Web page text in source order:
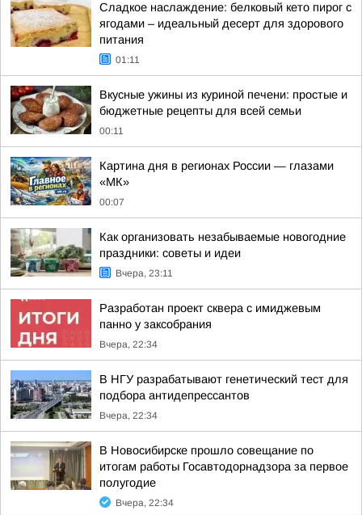
Сладкое наслаждение: белковый кето пирог с
ягодами – идеальный десерт для здорового
питания
01:11
Вкусные ужины из куриной печени: простые и
бюджетные рецепты для всей семьи
00:11
Картина дня в регионах России — глазами
«МК»
00:07
Как организовать незабываемые новогодние
праздники: советы и идеи
Вчера, 23:11
Разработан проект сквера с имиджевым
панно у заксобрания
Вчера, 22:34
В НГУ разрабатывают генетический тест для
подбора антидепрессантов
Вчера, 22:34
В Новосибирске прошло совещание по
итогам работы Госавтодорнадзора за первое
полугодие
Вчера, 22:34